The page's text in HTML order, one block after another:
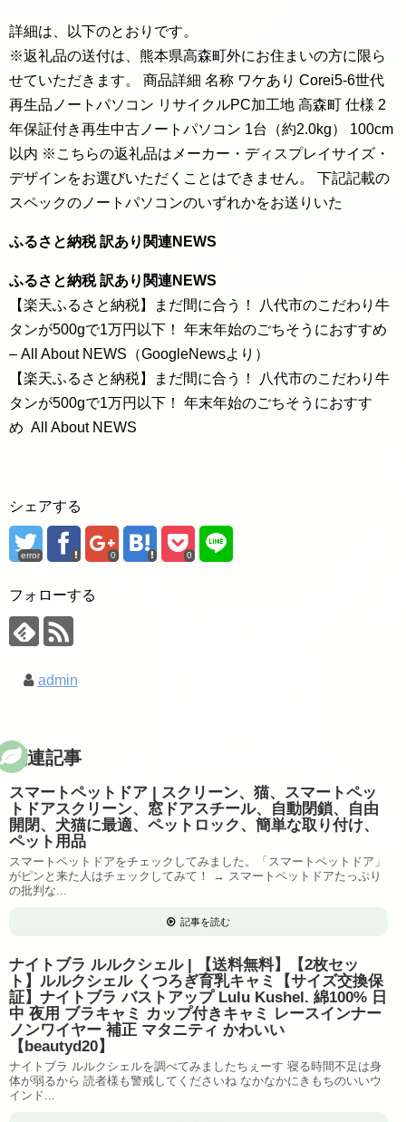
詳細は、以下のとおりです。
※返礼品の送付は、熊本県高森町外にお住まいの方に限ら
せていただきます。 商品詳細 名称 ワケあり Corei5-6世代
再生品ノートパソコン リサイクルPC加工地 高森町 仕様 2
年保証付き再生中古ノートパソコン 1台（約2.0kg） 100cm
以内 ※こちらの返礼品はメーカー・ディスプレイサイズ・
デザインをお選びいただくことはできません。 下記記載の
スペックのノートパソコンのいずれかをお送りいた
ふるさと納税 訳あり関連NEWS
ふるさと納税 訳あり関連NEWS
【楽天ふるさと納税】まだ間に合う！ 八代市のこだわり牛
タンが500gで1万円以下！ 年末年始のごちそうにおすすめ
– All About NEWS（GoogleNewsより）
【楽天ふるさと納税】まだ間に合う！ 八代市のこだわり牛
タンが500gで1万円以下！ 年末年始のごちそうにおすす
め All About NEWS
シェアする
error 0 0
フォローする
admin
関連記事
スマートペットドア | スクリーン、猫、スマートペッ
トドアスクリーン、窓ドアスチール、自動閉鎖、自由
開閉、犬猫に最適、ペットロック、簡単な取り付け、
ペット用品
スマートペットドアをチェックしてみました。「スマートペットドア」
がピンと来た人はチェックしてみて！ → スマートペットドアたっぷり
の批判な...
記事を読む
ナイトブラ ルルクシェル | 【送料無料】【2枚セッ
ト】ルルクシェル くつろぎ育乳キャミ【サイズ交換保
証】ナイトブラ バストアップ Lulu Kushel. 綿100% 日
中 夜用 ブラキャミ カップ付きキャミ レースインナー
ノンワイヤー 補正 マタニティ かわいい
【beautyd20】
ナイトブラ ルルクシェルを調べてみましたちぇーす 寝る時間不足は身
体が弱るから 読者様も警戒してくださいね なかなかにきもちのいいウ
インド...